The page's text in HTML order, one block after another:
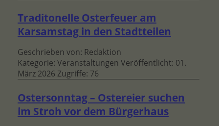
Traditonelle Osterfeuer am
Karsamstag in den Stadtteilen
Geschrieben von: Redaktion
Kategorie: Veranstaltungen Veröffentlicht: 01.
März 2026 Zugriffe: 76
Ostersonntag – Ostereier suchen
im Stroh vor dem Bürgerhaus